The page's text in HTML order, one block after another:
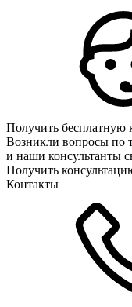
Получить бесплатную
Возникли вопросы по
и наши консультанты
Получить
Контакты